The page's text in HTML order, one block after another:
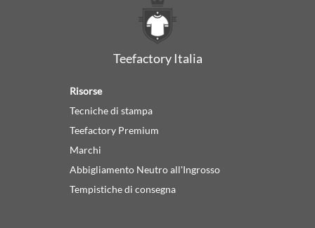
Teefactory Italia
Risorse
Tecniche di stampa
Teefactory Premium
Marchi
Abbigliamento Neutro all'Ingrosso
Tempistiche di consegna